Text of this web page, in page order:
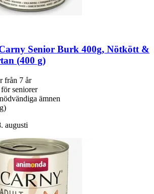
Senior Burk 400g, Nötkött &
(400 g)
från 7 år
seniorer
ämnen
augusti